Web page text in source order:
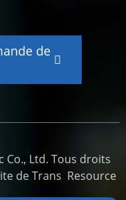
de
Co., Ltd. Tous droits
de Trans Resource